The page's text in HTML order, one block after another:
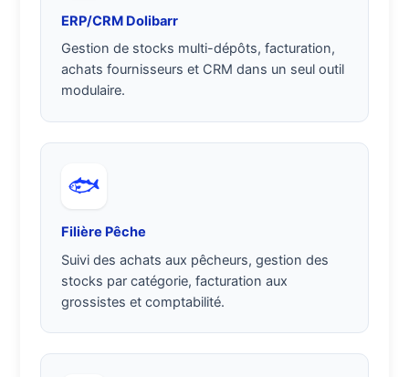
ERP/CRM Dolibarr
Gestion de stocks multi-dépôts, facturation,
achats fournisseurs et CRM dans un seul outil
modulaire.
🐟
Filière Pêche
Suivi des achats aux pêcheurs, gestion des
stocks par catégorie, facturation aux
grossistes et comptabilité.